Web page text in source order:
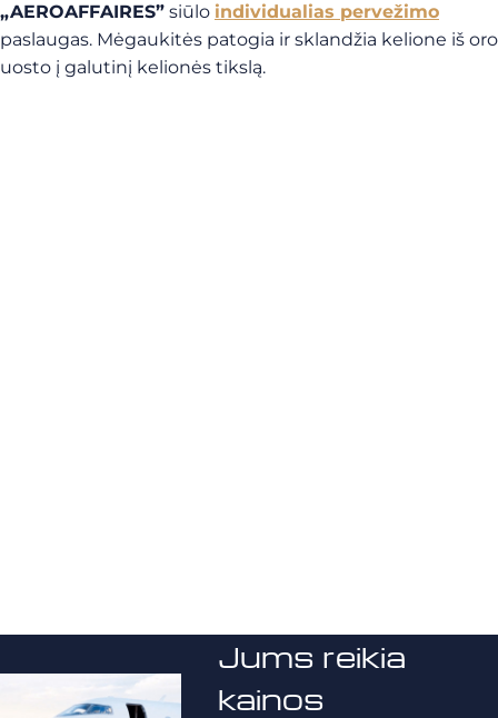
„AEROAFFAIRES” siūlo individualias pervežimo
paslaugas. Mėgaukitės patogia ir sklandžia kelione iš oro
uosto į galutinį kelionės tikslą.
Jums reikia
kainos